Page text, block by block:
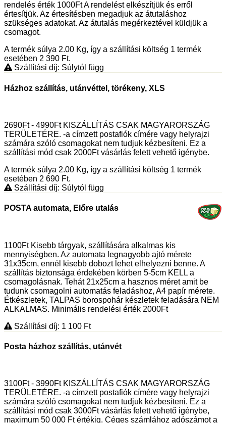
rendelés érték 1000Ft A rendelést elkészítjük és erről
értesítjük. Az értesítésben megadjuk az átutaláshoz
szükséges adatokat. Az átutalás megérkeztével küldjük a
csomagot.
A termék súlya 2.00 Kg, így a szállítási költség 1 termék
esetében 2 390 Ft.
Szállítási díj: Súlytól függ
Házhoz szállítás, utánvéttel, törékeny, XLS
2690Ft - 4990Ft KISZÁLLÍTÁS CSAK MAGYARORSZÁG
TERÜLETÉRE. -a címzett postafiók címére vagy helyrajzi
számára szóló csomagokat nem tudjuk kézbesíteni. Ez a
szállítási mód csak 2000Ft vásárlás felett vehető igénybe.
A termék súlya 2.00 Kg, így a szállítási költség 1 termék
esetében 2 690 Ft.
Szállítási díj: Súlytól függ
POSTA automata, Előre utalás
1100Ft Kisebb tárgyak, szállítására alkalmas kis
mennyiségben. Az automata legnagyobb ajtó mérete
31x35cm, ennél kisebb dobozt lehet elhelyezni benne. A
szállítás biztonsága érdekében körben 5-5cm KELL a
csomagolásnak. Tehát 21x25cm a hasznos méret amit be
tudunk csomagolni automatás feladáshoz, A4 papír mérete.
Étkészletek, TALPAS borospohár készletek feladására NEM
ALKALMAS. Minimális rendelési érték 2000Ft
Szállítási díj: 1 100 Ft
Posta házhoz szállítás, utánvét
3100Ft - 3990Ft KISZÁLLÍTÁS CSAK MAGYARORSZÁG
TERÜLETÉRE. -a címzett postafiók címére vagy helyrajzi
számára szóló csomagokat nem tudjuk kézbesíteni. Ez a
szállítási mód csak 3000Ft vásárlás felett vehető igénybe,
maximum 50 000 Ft értékig. Céges számlához adószámot a